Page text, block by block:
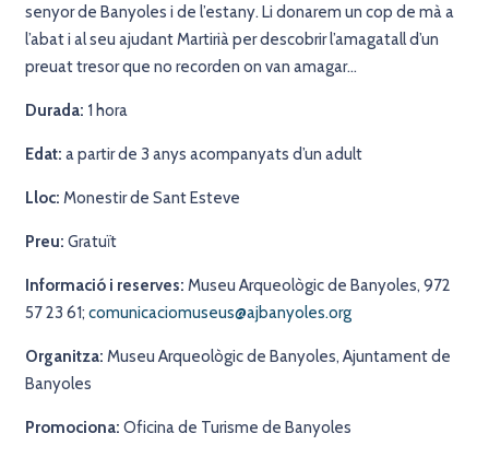
senyor de Banyoles i de l’estany. Li donarem un cop de mà a
l’abat i al seu ajudant Martirià per descobrir l’amagatall d’un
preuat tresor que no recorden on van amagar…
Durada: 1 hora
Edat: a partir de 3 anys acompanyats d’un adult
Lloc: Monestir de Sant Esteve
Preu: Gratuït
Informació i reserves: Museu Arqueològic de Banyoles, 972
57 23 61; comunicaciomuseus@ajbanyoles.org
Organitza: Museu Arqueològic de Banyoles, Ajuntament de
Banyoles
Promociona: Oficina de Turisme de Banyoles